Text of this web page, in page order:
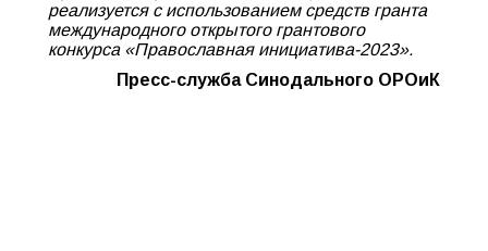
реализуется с использованием средств гранта
международного открытого грантового
конкурса «Православная инициатива-2023».
Пресс-служба Синодального ОРОиК